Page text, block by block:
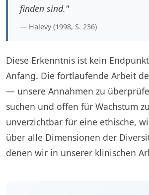
finden sind."
— Halevy (1998, S. 236)
Diese Erkenntnis ist kein
Anfang. Die fortlaufende Arbeit
— unsere Annahmen zu
suchen und offen für Wachstum
unverzichtbar für eine ethische,
über alle Dimensionen der
denen wir in unserer klinischen